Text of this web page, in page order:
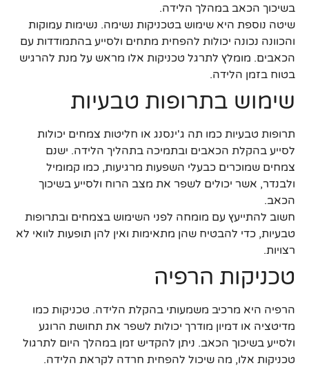
בשיכוך הכאב במהלך הלידה.
שיטה נוספת היא שימוש בטכניקות נשימה. נשימות עמוקות
והכוונה נכונה יכולות להפחית מתחים ולסייע בהתמודדות עם
הכאבים. מומלץ לתרגל טכניקות אלו מראש על מנת להרגיש
בטוח בזמן הלידה.
שימוש בתרופות טבעיות
תרופות טבעיות כמו תה ג'ינסנג או חליטות צמחים יכולות
לסייע בהקלת הכאבים ובתמיכה בתהליך הלידה. ישנם
צמחים שמוכרים כבעלי השפעות מרגיעות, כמו קמומיל
ולבנדר, אשר יכולים לשפר את מצב הרוח ולסייע בשיכוך
הכאב.
חשוב להתייעץ עם מומחה לפני השימוש בצמחים ובתרופות
טבעיות, כדי להבטיח שהן מתאימות ואין להן תופעות לוואי לא
רצויות.
טכניקות הרפיה
הרפיה היא מרכיב משמעותי בהקלת הלידה. טכניקות כמו
מדיטציה או דמיון מודרך יכולות לשפר את תחושת הרוגע
ולסייע בשיכוך הכאב. ניתן להקדיש זמן במהלך היום לתרגול
טכניקות אלו, מה שיכול להפחית חרדה לקראת הלידה.